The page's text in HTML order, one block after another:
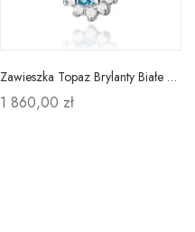
Zawieszka Topaz Brylanty Białe Złoto Próba 585
1 860,00 zł